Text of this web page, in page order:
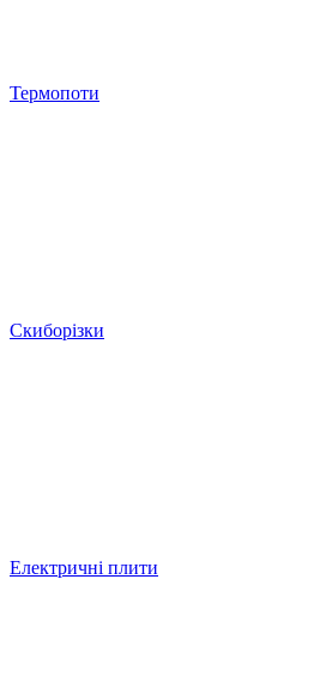
Термопоти
Скиборізки
Електричні плити